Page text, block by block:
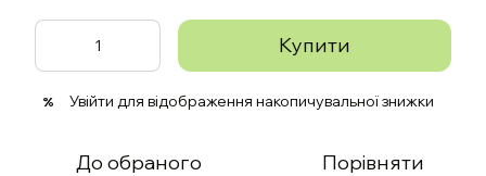
Купити
% Увійти для відображення накопичувальної знижки
До обраного Порівняти